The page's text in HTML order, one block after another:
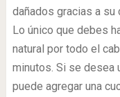
dañados gracias a su
Lo único que debes
natural por todo el
minutos. Si se desea
puede agregar una